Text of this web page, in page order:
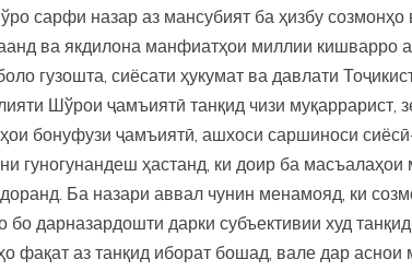
сарфи назар аз мансубият ба ҳизбу созмонҳо
ва якдилона манфиатҳои миллии кишварро
гузошта, сиёсати ҳукумат ва давлати
Шўрои ҷамъиятӣ танқид чизи муқаррарист,
бонуфузи ҷамъиятӣ, ашхоси саршиноси
гуногунандеш ҳастанд, ки доир ба
Ба назари аввал чунин менамояд, ки
дарназардошти дарки субъективии худ
фақат аз танқид иборат бошад, вале дар